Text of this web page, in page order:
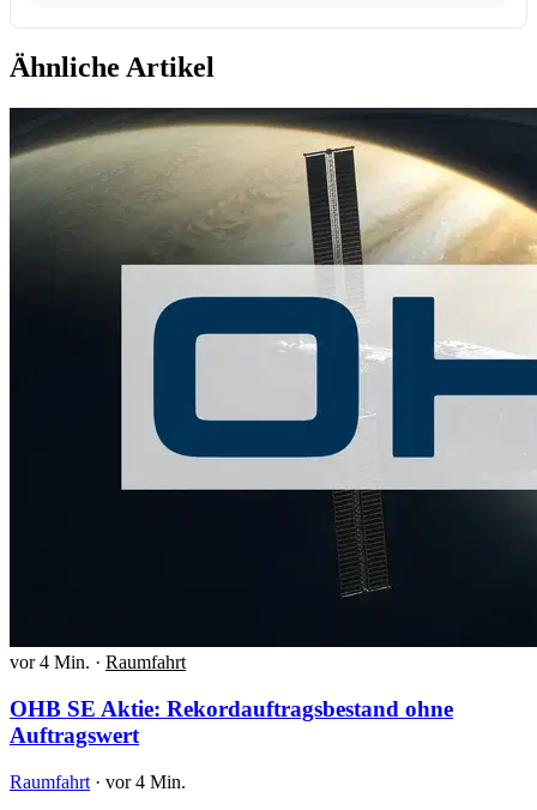
Ähnliche Artikel
vor 4 Min. · Raumfahrt
OHB SE Aktie: Rekordauftragsbestand ohne
Auftragswert
Raumfahrt · vor 4 Min.